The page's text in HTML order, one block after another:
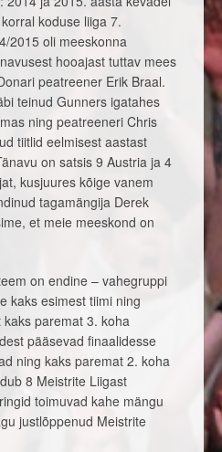
koduse liiga 7.
2015 oli meeskonna
hooajast tuttav mees
peatreener Erik Braal.
teinud Gunners igatahes
ning peatreeneri Chris
tiitlid eelmisest aastast
on satsis 9 Austria ja 4
kusjuures kõige vanem
tagamängija Derek
et meie meeskond on
on endine – vahegruppi
kaks esimest tiimi ning
paremat 3. koha
pääsevad finaalidesse
ning kaks paremat 2. koha
8 Meistrite Liigast
toimuvad kahe mängu
justlõppenud Meistrite